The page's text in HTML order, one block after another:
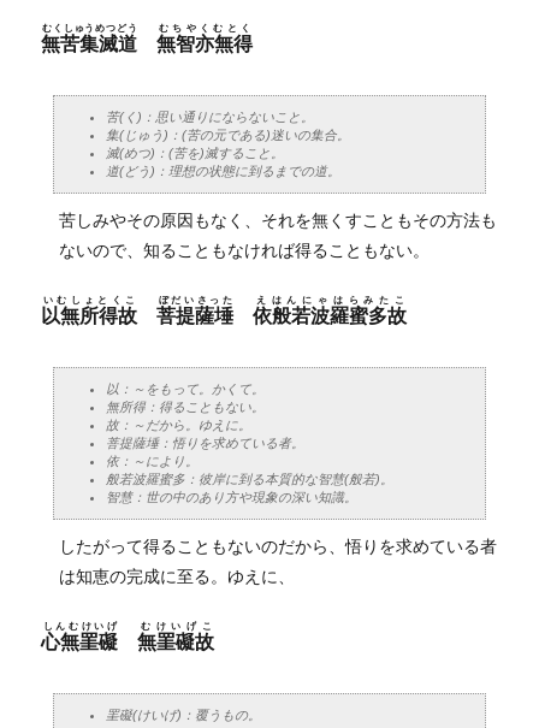
無苦集滅道
むくしゅうめつどう
無智亦無得
むちやくむとく
苦(く)：思い通りにならないこと。
集(じゅう)：(苦の元である)迷いの集合。
滅(めつ)：(苦を)滅すること。
道(どう)：理想の状態に到るまでの道。
苦しみやその原因もなく、それを無くすこともその方法も
ないので、知ることもなければ得ることもない。
以無所得故
いむしょとくこ
菩提薩埵
ぼだいさった
依般若波羅蜜多故
えはんにゃはらみたこ
以：～をもって。かくて。
無所得：得ることもない。
故：～だから。ゆえに。
菩提薩埵：悟りを求めている者。
依：～により。
般若波羅蜜多：彼岸に到る本質的な智慧(般若)。
智慧：世の中のあり方や現象の深い知識。
したがって得ることもないのだから、悟りを求めている者
は知恵の完成に至る。ゆえに、
心無罣礙
しんむけいげ
無罣礙故
むけいげこ
罣礙(けいげ)：覆うもの。